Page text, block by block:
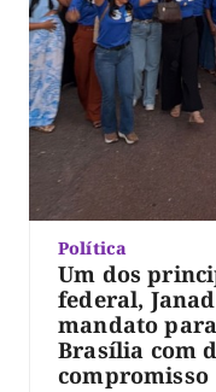
Política
Um dos
federal,
mandato
Brasília com
compromisso